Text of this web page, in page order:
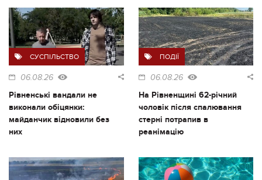
СУСПІЛЬСТВО
06.08.26
Рівненські вандали не
виконали обіцянки:
майданчик відновили без
них
ПОДІЇ
06.08.26
На Рівненщині 62-річний
чоловік після спалювання
стерні потрапив в
реанімацію